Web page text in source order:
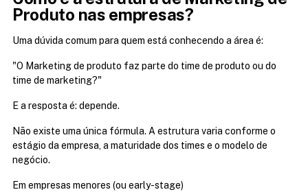
Produto nas empresas?
Uma dúvida comum para quem está conhecendo a área é:
"O Marketing de produto faz parte do time de produto ou do
time de marketing?"
E a resposta é: depende.
Não existe uma única fórmula. A estrutura varia conforme o
estágio da empresa, a maturidade dos times e o modelo de
negócio.
Em empresas menores (ou early-stage)